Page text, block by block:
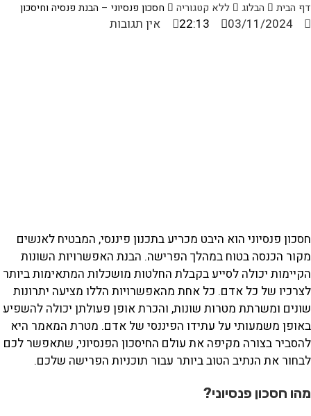
דף הבית הבלוג ללא קטגוריה חסכון פנסיוני – הבנת פנסיה וחיסכון
03/11/2024
22:13 אין תגובות
חסכון פנסיוני הוא היבט מכריע בתכנון פיננסי, המבטיח לאנשים
מקור הכנסה בטוח במהלך הפרישה. הבנת האפשרויות השונות
הקיימות יכולה לסייע בקבלת החלטות מושכלות המתאימות ביותר
לצרכיו של כל אדם. כל אחת מהאפשרויות הללו מציעה יתרונות
שונים ומשרתת מטרות שונות, והכרת אופן פעולתן יכולה להשפיע
באופן משמעותי על עתידו הפיננסי של אדם. מטרת המאמר היא
להסביר בצורה מקיפה את עולם החיסכון הפנסיוני, שתאפשר לכם
לבחור את הנתיב הטוב ביותר עבור תוכניות הפרישה שלכם.
מהו חסכון פנסיוני?